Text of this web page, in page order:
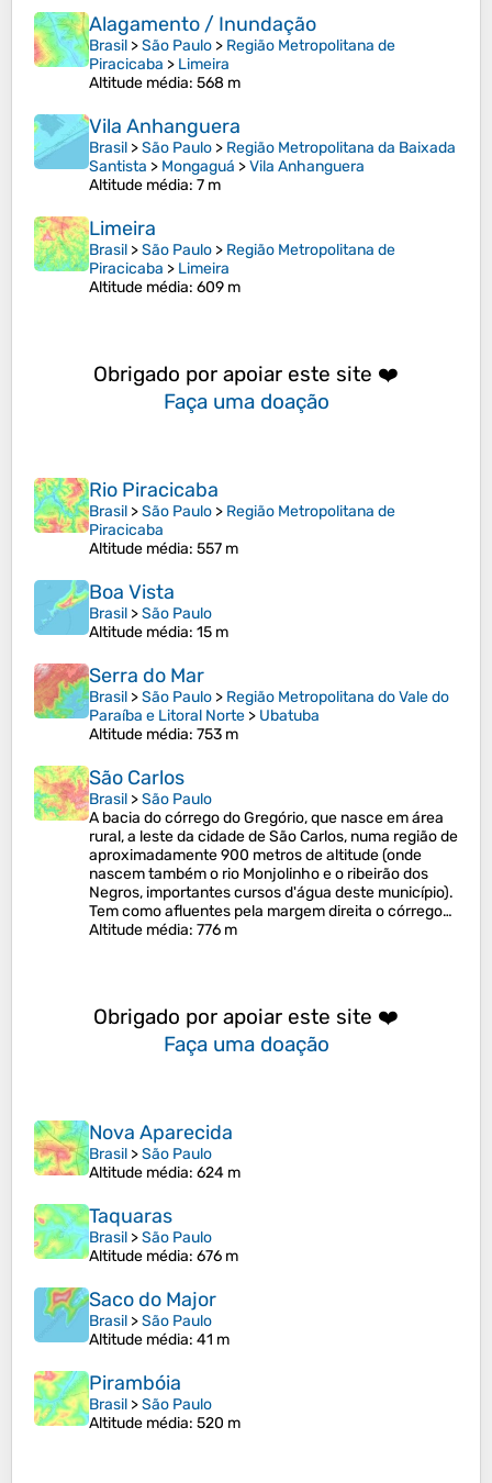
Alagamento / Inundação
Brasil >São Paulo > Região Metropolitana de
Piracicaba > Limeira
Altitude média: 568 m
Vila Anhanguera
Brasil >São Paulo > Região Metropolitana da Baixada
Santista > Mongaguá >Vila Anhanguera
Altitude média: 7 m
Limeira
Brasil >São Paulo > Região Metropolitana de
Piracicaba > Limeira
Altitude média: 609 m
Obrigado por apoiar este site ❤️
Faça uma doação
Rio Piracicaba
Brasil >São Paulo > Região Metropolitana de
Piracicaba
Altitude média: 557 m
Boa Vista
Brasil >São Paulo
Altitude média: 15 m
Serra do Mar
Brasil >São Paulo > Região Metropolitana do Vale do
Paraíba e Litoral Norte > Ubatuba
Altitude média: 753 m
São Carlos
Brasil >São Paulo
A bacia do córrego do Gregório, que nasce em área
rural, a leste da cidade de São Carlos, numa região de
aproximadamente 900 metros de altitude (onde
nascem também o rio Monjolinho e o ribeirão dos
Negros, importantes cursos d'água deste município).
Tem como afluentes pela margem direita o córrego…
Altitude média: 776 m
Obrigado por apoiar este site ❤️
Faça uma doação
Nova Aparecida
Brasil >São Paulo
Altitude média: 624 m
Taquaras
Brasil >São Paulo
Altitude média: 676 m
Saco do Major
Brasil >São Paulo
Altitude média: 41 m
Pirambóia
Brasil >São Paulo
Altitude média: 520 m